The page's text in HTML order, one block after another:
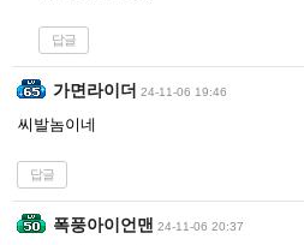
답글
가면라이더 24-11-06 19:46
씨발놈이네
답글
폭풍아이언맨 24-11-06 20:37